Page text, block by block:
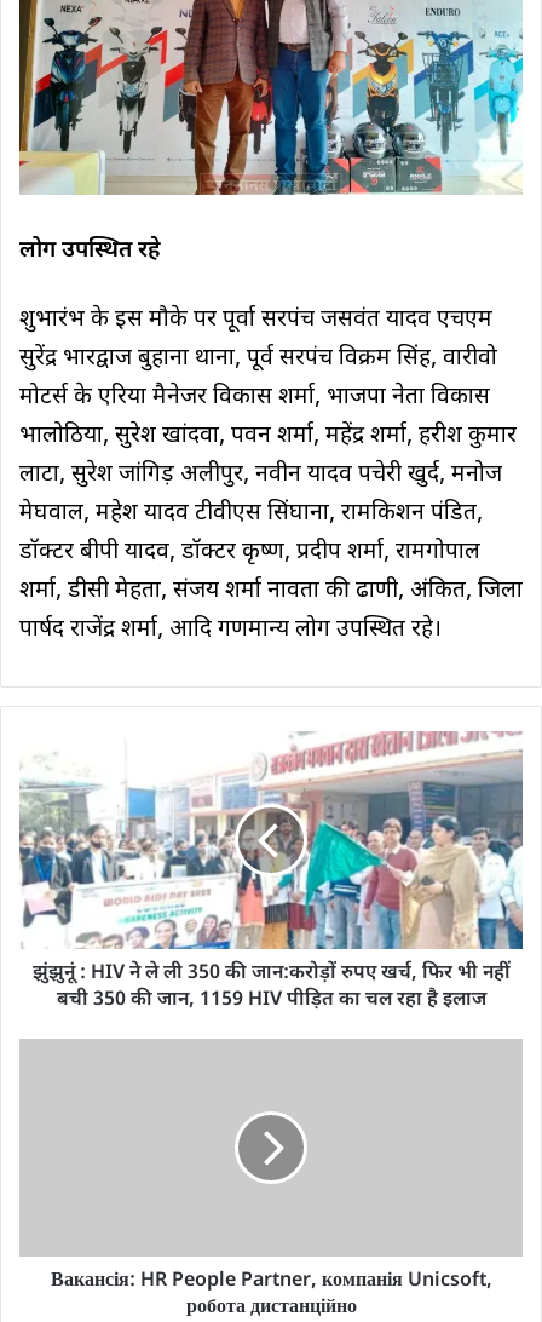
लोग उपस्थित रहे
शुभारंभ के इस मौके पर पूर्वा सरपंच जसवंत यादव एचएम
सुरेंद्र भारद्वाज बुहाना थाना, पूर्व सरपंच विक्रम सिंह, वारीवो
मोटर्स के एरिया मैनेजर विकास शर्मा, भाजपा नेता विकास
भालोठिया, सुरेश खांदवा, पवन शर्मा, महेंद्र शर्मा, हरीश कुमार
लाटा, सुरेश जांगिड़ अलीपुर, नवीन यादव पचेरी खुर्द, मनोज
मेघवाल, महेश यादव टीवीएस सिंघाना, रामकिशन पंडित,
डॉक्टर बीपी यादव, डॉक्टर कृष्ण, प्रदीप शर्मा, रामगोपाल
शर्मा, डीसी मेहता, संजय शर्मा नावता की ढाणी, अंकित, जिला
पार्षद राजेंद्र शर्मा, आदि गणमान्य लोग उपस्थित रहे।
झुंझुनूं : HIV ने ले ली 350 की जान:करोड़ों रुपए खर्च, फिर भी नहीं
बची 350 की जान, 1159 HIV पीड़ित का चल रहा है इलाज
Вакансія: HR People Partner, компанія Unicsoft,
робота дистанційно